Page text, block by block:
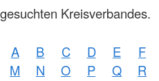
gesuchten Kreisverbandes.
A B C D E F
M
N O P Q R